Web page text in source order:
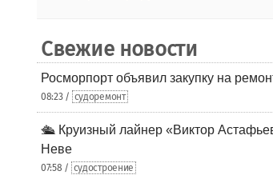
Свежие новости
Росморпорт объявил закупку на
08:23 / судоремонт
🛳️ Круизный лайнер «Виктор
Неве
07:58 / судостроение